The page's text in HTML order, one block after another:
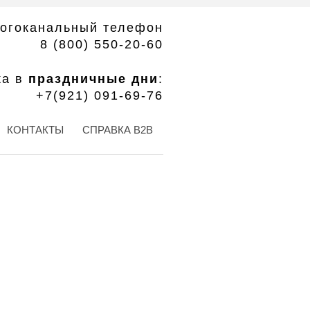
телефон
8 (800) 550-20-60
в праздничные дни :
+7(921) 091-69-76
КОНТАКТЫ СПРАВКА B2B